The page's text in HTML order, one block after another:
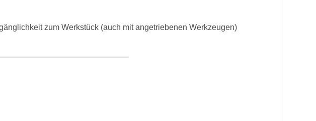
zum Werkstück (auch mit angetriebenen Werkzeugen)